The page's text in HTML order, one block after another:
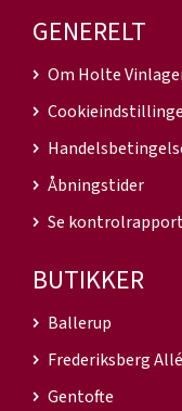
GENERELT
Om Holte
Åbningstider
Se
BUTIKKER
Ballerup
Frederiksberg Allé
Gentofte